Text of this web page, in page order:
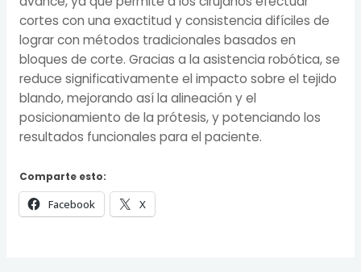
cortes con una exactitud y consistencia difíciles de
lograr con métodos tradicionales basados en
bloques de corte. Gracias a la asistencia robótica, se
reduce significativamente el impacto sobre el tejido
blando, mejorando así la alineación y el
posicionamiento de la prótesis, y potenciando los
resultados funcionales para el paciente.
Comparte esto:
Facebook X